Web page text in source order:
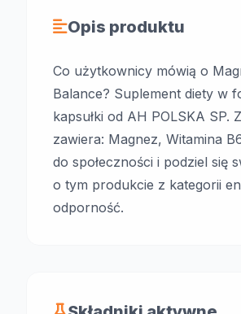
Opis produktu
Co użytkownicy mówią o
Balance? Suplement diety w
kapsułki od AH POLSKA SP. Z
zawiera: Magnez, Witamina
do społeczności i podziel się
o tym produkcie z kategorii
odporność.